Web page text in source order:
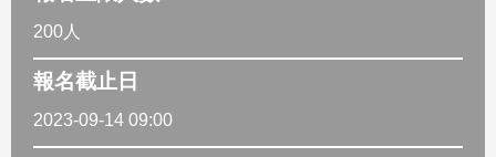
200人
報名截止日
2023-09-14 09:00